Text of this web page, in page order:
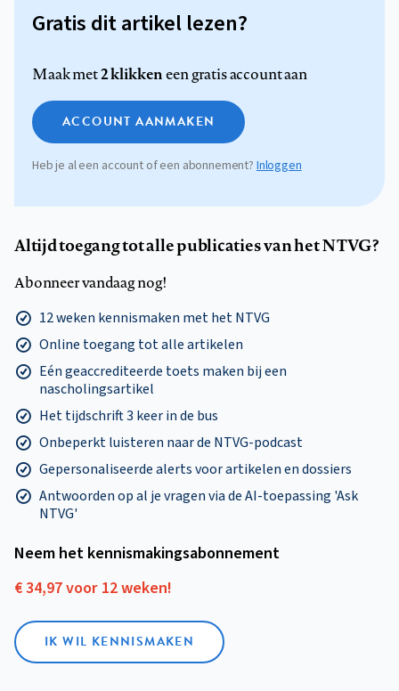
Gratis dit artikel lezen?
Maak met2 klikkeneen gratis account aan
ACCOUNT AANMAKEN
Heb je al een account of een abonnement? Inloggen
Altijd toegang tot alle publicaties van het NTVG?
Abonneer vandaag nog!
12 weken kennismaken met het NTVG
Online toegang tot alle artikelen
Eén geaccrediteerde toets maken bij een
nascholingsartikel
Het tijdschrift 3 keer in de bus
Onbeperkt luisteren naar de NTVG-podcast
Gepersonaliseerde alerts voor artikelen en dossiers
Antwoorden op al je vragen via de AI-toepassing 'Ask
NTVG'
Neem het kennismakings­abonnement
€ 34,97 voor 12 weken!
IK WIL KENNISMAKEN